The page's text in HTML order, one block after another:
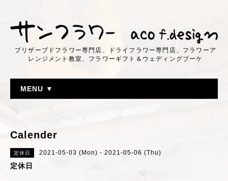
プリザーブドフラワー専門店、ドライフラワー専門店、フラワーア
レンジメント教室、フラワーギフト＆ウェディングブーケ
MENU ▼
Calender
定休日 2021-05-03 (Mon) - 2021-05-06 (Thu)
定休日